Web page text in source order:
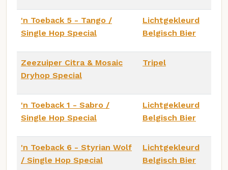
'n Toeback 5 - Tango /
Single Hop Special
Lichtgekleurd
Belgisch Bier
Zeezuiper Citra & Mosaic
Dryhop Special
Tripel
'n Toeback 1 - Sabro /
Single Hop Special
Lichtgekleurd
Belgisch Bier
'n Toeback 6 - Styrian Wolf
/ Single Hop Special
Lichtgekleurd
Belgisch Bier